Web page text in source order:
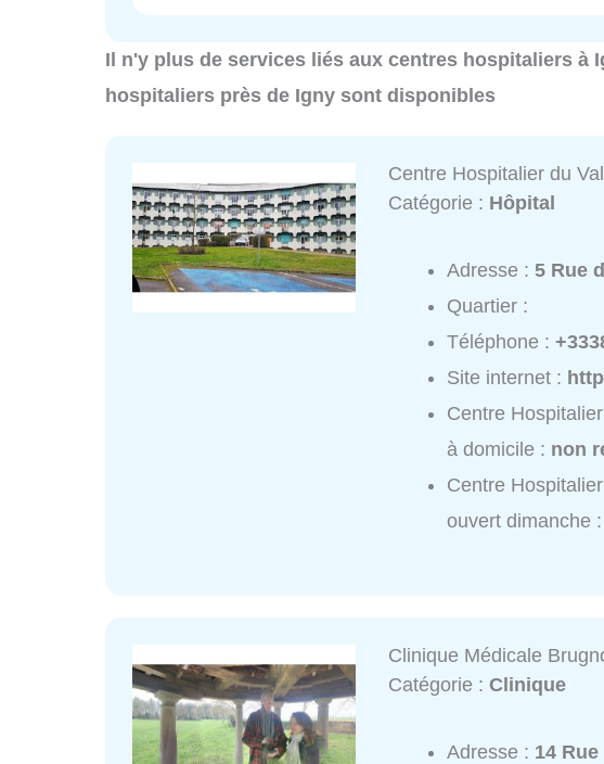
Il n'y plus de services liés aux centres hospitaliers à
hospitaliers près de Igny sont disponibles
Centre Hospitalier du
Catégorie : Hôpital
Adresse :5 Rue
Quartier :
Téléphone :
Site internet :
Centre
à domicile : non
Centre
ouvert dimanche :
Clinique Médicale
Catégorie :Clinique
Adresse : 14